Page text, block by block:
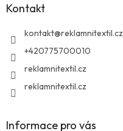
Kontakt
kontakt@reklamnitextil.cz
+420775700010
reklamnitextil.cz
reklamnitextil.cz
Informace pro vás